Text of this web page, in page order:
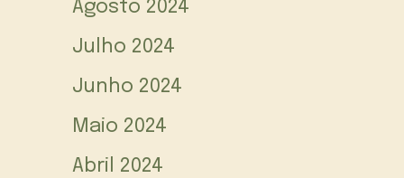
Agosto 2024
Julho 2024
Junho 2024
Maio 2024
Abril 2024